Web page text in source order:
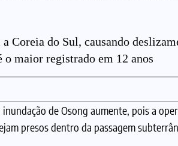
Coreia do Sul, causando
o maior registrado em 12 anos
de Osong aumente, pois a
presos dentro da passagem